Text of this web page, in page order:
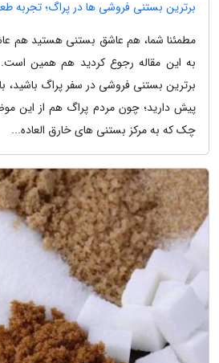
برترین بستنی فروشی ها در پراگ؛ تجربه
مطمئنا شما، هم عاشق بستنی هستید هم
به این مقاله رجوع کردید هم همین است.
برترین بستنی فروشی در سفر پراگ باشید،
پیش دارید؛ چون مردم پراگ هم از این
چک که به مرکز بستنی های خارق العاده...